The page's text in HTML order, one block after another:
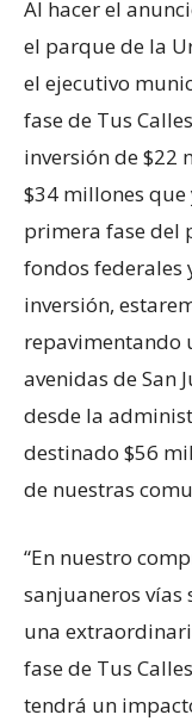
Al hacer el
el parque de la
el ejecutivo
fase de Tus
inversión de $22
$34 millones
primera fase del
fondos federales
inversión,
repavimentando
avenidas de San
desde la
destinado $56
de nuestras
“En nuestro
sanjuaneros vías
una
fase de Tus
tendrá un